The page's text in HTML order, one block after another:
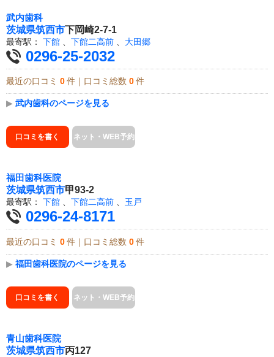
武内歯科
茨城県筑西市下岡崎2-7-1
最寄駅： 下館 下館二高前 大田郷
0296-25-2032
最近の口コミ 0 件｜口コミ総数 0 件
▶ 武内歯科のページを見る
口コミを書く ネット・WEB予約
福田歯科医院
茨城県筑西市甲93-2
最寄駅： 下館 、 下館二高前 、 玉戸
0296-24-8171
最近の口コミ 0 件｜口コミ総数 0 件
▶ 福田歯科医院のページを見る
口コミを書く ネット・WEB予約
青山歯科医院
茨城県筑西市丙127